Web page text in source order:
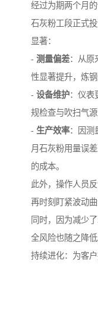
经过为期两个月
石灰粉工段正式
显著：
- 测量偏差：从原
性显著提升，炼
- 设备维护：仪表
规检查与吹扫气源
- 生产效率：因测
月石灰粉用量误
的成本。
此外，操作人员
再时刻盯紧波动
同时，因为减少
全风险也随之降低
持续进化：为客